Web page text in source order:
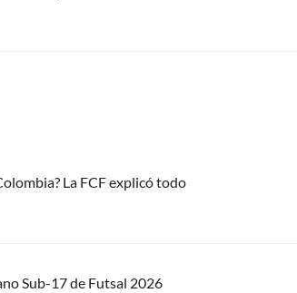
La FCF explicó todo
Sub-17 de Futsal 2026